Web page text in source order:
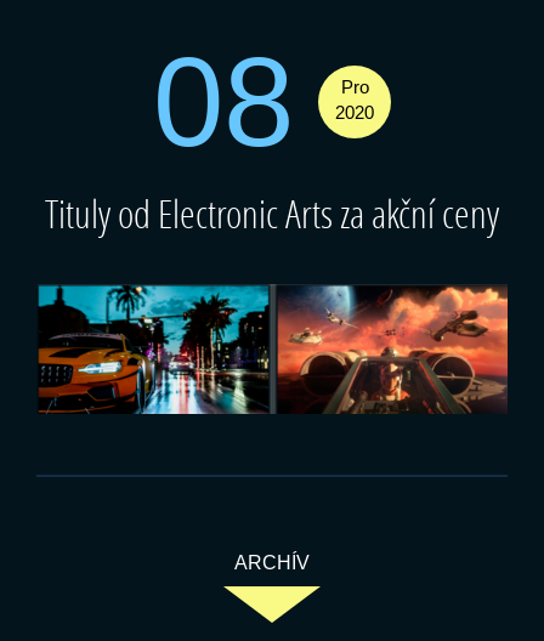
08
Pro
2020
Tituly od Electronic Arts za akční ceny
ARCHÍV